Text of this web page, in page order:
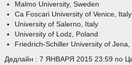
Malmo University, Sweden
Ca Foscari University of Venice, Italy
University of Salerno, Italy
University of Lodz, Poland
Friedrich-Schiller University of
Дедлайн : 7 ЯНВАРЯ 2015 23:59 по